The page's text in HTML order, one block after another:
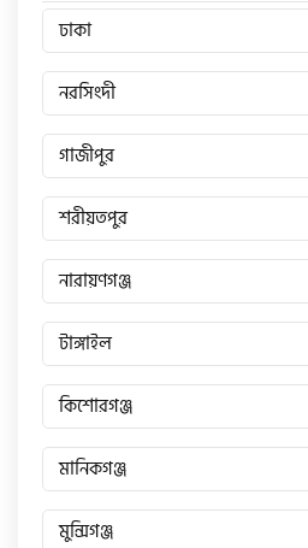
ঢাকা
নরসিংদী
গাজীপুর
শরীয়তপুর
নারায়ণগঞ্জ
টাঙ্গাইল
কিশোরগঞ্জ
মানিকগঞ্জ
মুন্সিগঞ্জ